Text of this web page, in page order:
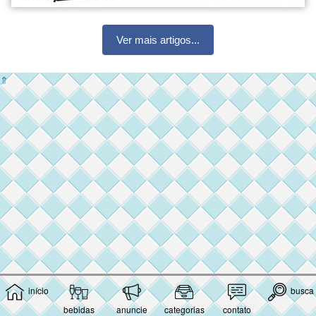
início
bebidas
anuncie categorias contato
busca
Ver mais artigos...
⇑